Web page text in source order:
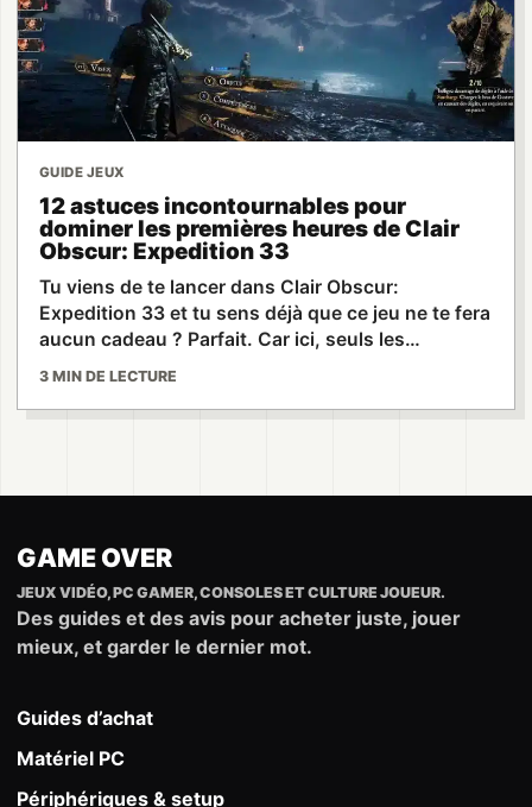
GUIDE JEUX
12 astuces incontournables pour
dominer les premières heures de Clair
Obscur: Expedition 33
Tu viens de te lancer dans Clair Obscur:
Expedition 33 et tu sens déjà que ce jeu ne te fera
aucun cadeau ? Parfait. Car ici, seuls les…
3 MIN DE LECTURE
GAME OVER
JEUX VIDÉO, PC GAMER, CONSOLES ET CULTURE JOUEUR.
Des guides et des avis pour acheter juste, jouer
mieux, et garder le dernier mot.
Guides d’achat
Matériel PC
Périphériques & setup